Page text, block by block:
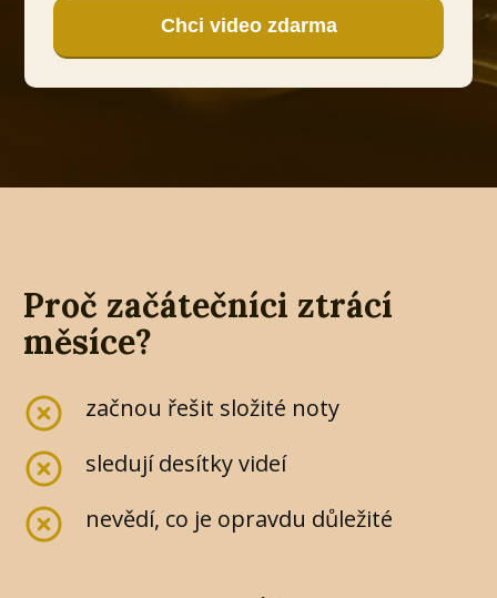
Chci video zdarma
Proč začátečníci ztrácí
měsíce?
začnou řešit složité noty
sledují desítky videí
nevědí, co je opravdu důležité